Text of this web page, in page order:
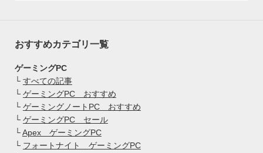
おすすめカテゴリ一覧
ゲーミングPC
└ すべての記事
└ ゲーミングPC おすすめ
└ ゲーミングノートPC おすすめ
└ ゲーミングPC セール
└Apex ゲーミングPC
└ フォートナイト ゲーミングPC